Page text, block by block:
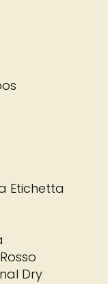
Etichetta
Dry